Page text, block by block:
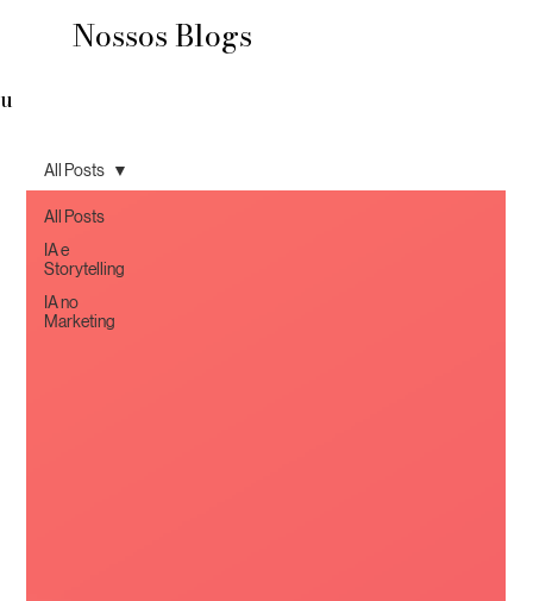
Nossos Blogs
All Posts
IA e
Storytelling
IA no
Marketing
All Posts